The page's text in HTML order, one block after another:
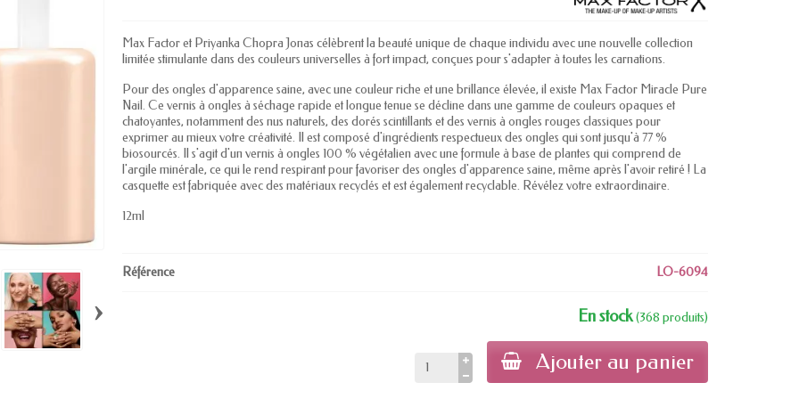
›
Max Factor et Priyanka Chopra Jonas célèbrent la beauté unique de chaque individu avec une nouvelle collection
limitée stimulante dans des couleurs universelles à fort impact, conçues pour s'adapter à toutes les carnations.
Pour des ongles d'apparence saine, avec une couleur riche et une brillance élevée, il existe Max Factor Miracle Pure
Nail. Ce vernis à ongles à séchage rapide et longue tenue se décline dans une gamme de couleurs opaques et
chatoyantes, notamment des nus naturels, des dorés scintillants et des vernis à ongles rouges classiques pour
exprimer au mieux votre créativité. Il est composé d'ingrédients respectueux des ongles qui sont jusqu'à 77 %
biosourcés. Il s'agit d'un vernis à ongles 100 % végétalien avec une formule à base de plantes qui comprend de
l'argile minérale, ce qui le rend respirant pour favoriser des ongles d'apparence saine, même après l'avoir retiré ! La
casquette est fabriquée avec des matériaux recyclés et est également recyclable. Révélez votre extraordinaire.
12ml
Référence LO-6094
En stock(368 produits)
Ajouter au panier